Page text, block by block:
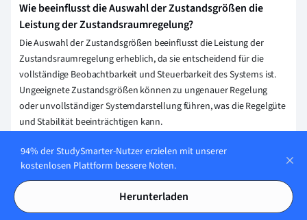
Wie beeinflusst die Auswahl der Zustandsgrößen die
Leistung der Zustandsraumregelung?
Die Auswahl der Zustandsgrößen beeinflusst die Leistung der
Zustandsraumregelung erheblich, da sie entscheidend für die
vollständige Beobachtbarkeit und Steuerbarkeit des Systems ist.
Ungeeignete Zustandsgrößen können zu ungenauer Regelung
oder unvollständiger Systemdarstellung führen, was die Regelgüte
und Stabilität beeinträchtigen kann.
Erklärung speichern
94% der StudySmarter-Nutzer erzielen mit unserer
kostenlosen Plattform bessere Noten.
Herunterladen